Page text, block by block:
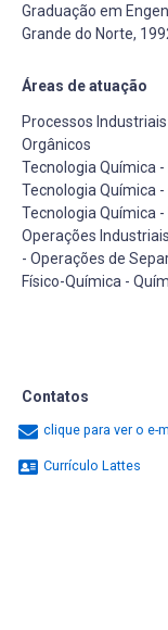
Graduação em
Grande do Norte,
Áreas de atuação
Processos
Orgânicos
Tecnologia Química
Tecnologia Química -
Tecnologia Química
Operações
- Operações de
Físico-Química -
Contatos
clique para ver o e-
Currículo Lattes